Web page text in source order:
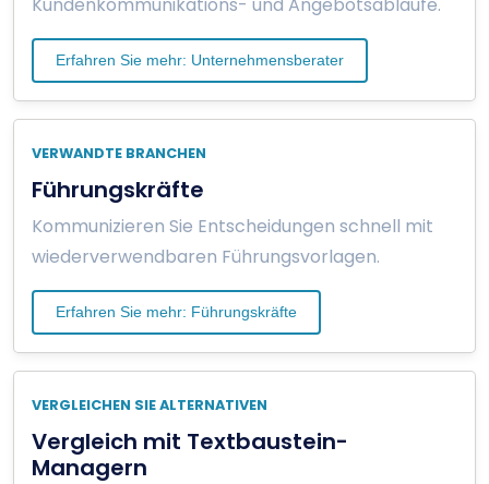
Erfahren Sie mehr: Unternehmensberater
VERWANDTE BRANCHEN
Führungskräfte
Kommunizieren Sie Entscheidungen schnell mit
wiederverwendbaren Führungsvorlagen.
Erfahren Sie mehr: Führungskräfte
VERGLEICHEN SIE ALTERNATIVEN
Vergleich mit Textbaustein-
Managern